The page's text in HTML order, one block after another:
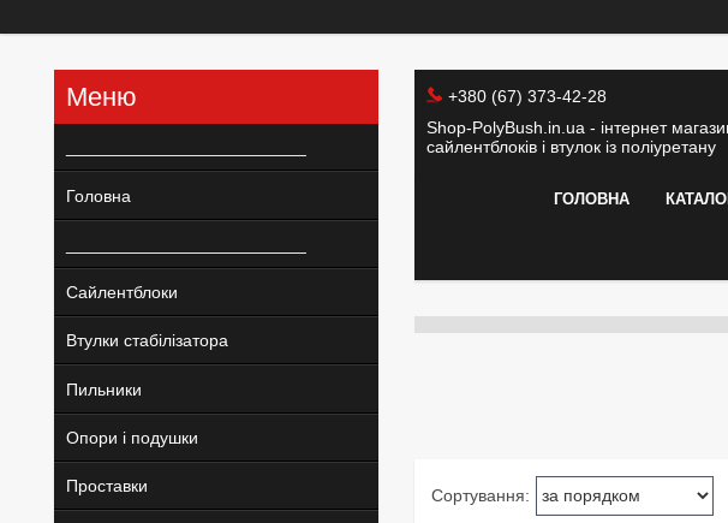
+380 (67) 373-42-28
Shop-PolyBush.in.ua - інтернет
сайлентблоків і втулок із поліуретану
ГОЛОВНА
Головна
Сайлентблоки
Втулки стабілізатора
Пильники
Опори і подушки
Проставки